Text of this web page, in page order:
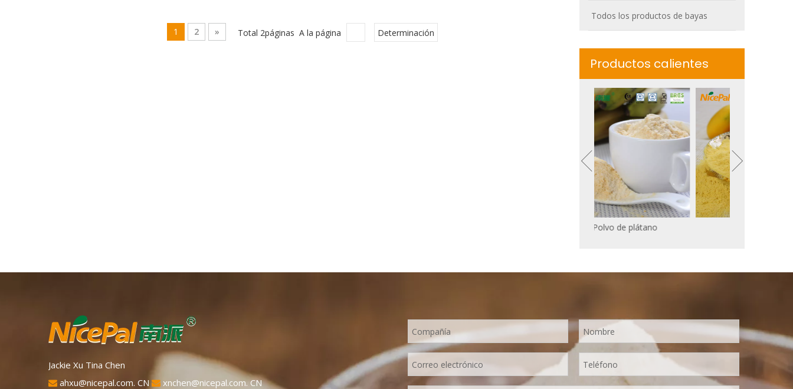
1 2 » Total 2páginas A la página Determinación
Todos los productos de bayas
Productos calientes
Polvo de plátano
Jackie Xu Tina Chen
 ahxu@nicepal.com. CN  xnchen@nicepal.com. CN